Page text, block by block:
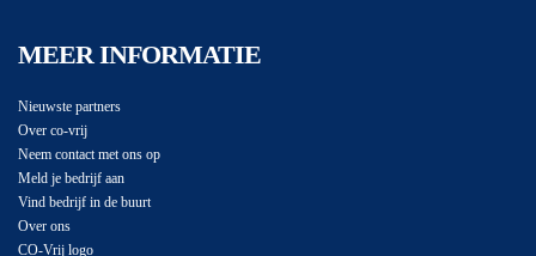
MEER INFORMATIE
Nieuwste partners
Over co-vrij
Neem contact met ons op
Meld je bedrijf aan
Vind bedrijf in de buurt
Over ons
CO-Vrij logo